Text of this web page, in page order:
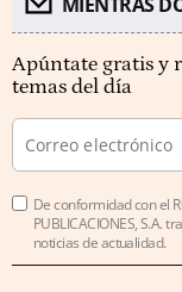
Apúntate gratis y
temas del día
De conformidad con el
PUBLICACIONES, S.A.
noticias de actualidad.